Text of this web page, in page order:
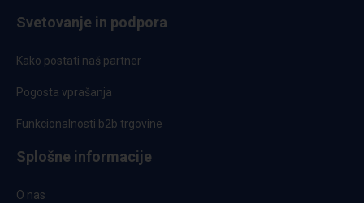
Svetovanje in podpora
Kako postati naš partner
Pogosta vprašanja
Funkcionalnosti b2b trgovine
Splošne informacije
O nas